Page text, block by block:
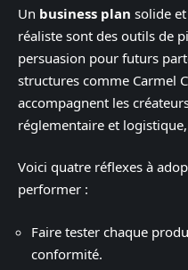
Un business plan solide
réaliste sont des outils de
persuasion pour futurs
structures comme Carmel
accompagnent les
réglementaire et
Voici quatre réflexes à
performer :
Faire tester chaque
conformité.